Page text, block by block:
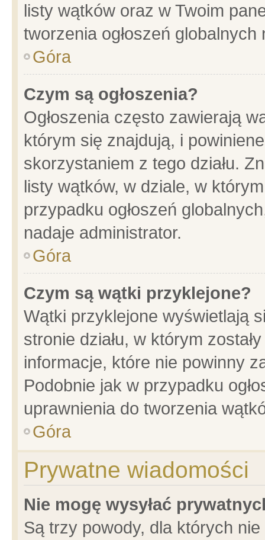
listy wątków oraz w Twoim
tworzenia ogłoszeń
Góra
Czym są ogłoszenia?
Ogłoszenia często zawierają
którym się znajdują, i
skorzystaniem z tego działu.
listy wątków, w dziale, w
przypadku ogłoszeń
nadaje administrator.
Góra
Czym są wątki przyklejone?
Wątki przyklejone wyświetlają
stronie działu, w którym
informacje, które nie powinny
Podobnie jak w przypadku
uprawnienia do tworzenia
Góra
Prywatne wiadomości
Nie mogę wysyłać
Są trzy powody, dla których